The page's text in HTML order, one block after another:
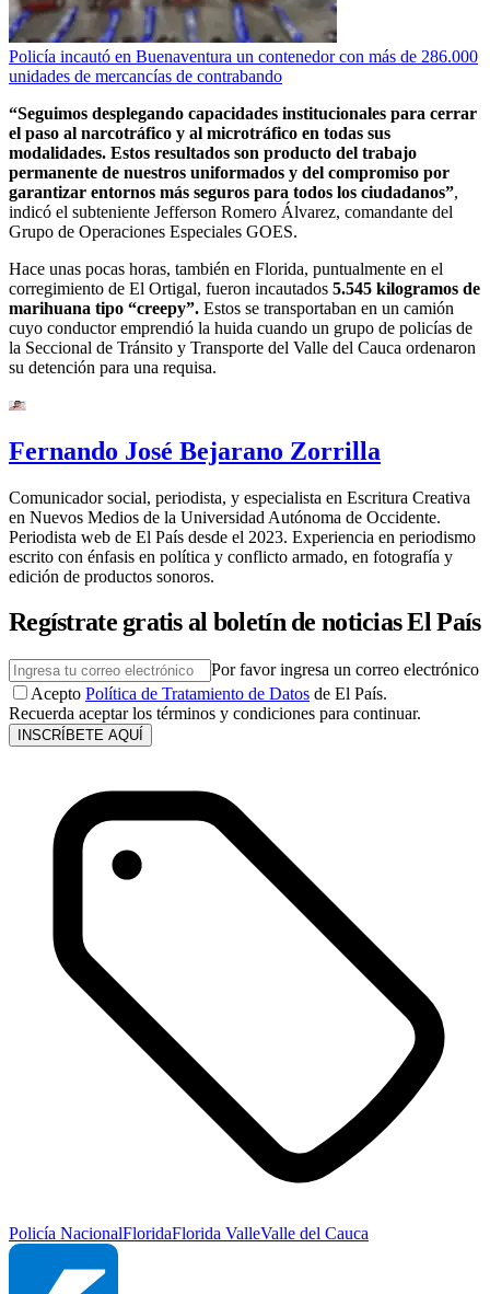
Policía incautó en Buenaventura un contenedor con más de 286.000
unidades de mercancías de contrabando
“Seguimos desplegando capacidades institucionales para cerrar
el paso al narcotráfico y al microtráfico en todas sus
modalidades. Estos resultados son producto del trabajo
permanente de nuestros uniformados y del compromiso por
garantizar entornos más seguros para todos los ciudadanos”,
indicó el subteniente Jefferson Romero Álvarez, comandante del
Grupo de Operaciones Especiales GOES.
Hace unas pocas horas, también en Florida, puntualmente en el
corregimiento de El Ortigal, fueron incautados 5.545 kilogramos de
marihuana tipo “creepy”. Estos se transportaban en un camión
cuyo conductor emprendió la huida cuando un grupo de policías de
la Seccional de Tránsito y Transporte del Valle del Cauca ordenaron
su detención para una requisa.
Fernando José Bejarano Zorrilla
Comunicador social, periodista, y especialista en Escritura Creativa
en Nuevos Medios de la Universidad Autónoma de Occidente.
Periodista web de El País desde el 2023. Experiencia en periodismo
escrito con énfasis en política y conflicto armado, en fotografía y
edición de productos sonoros.
Regístrate gratis al boletín de noticias El País
Por favor ingresa un correo electrónico
Acepto Política de Tratamiento de Datos de El País.
Recuerda aceptar los términos y condiciones para continuar.
INSCRÍBETE AQUÍ
Policía NacionalFloridaFlorida ValleValle del Cauca